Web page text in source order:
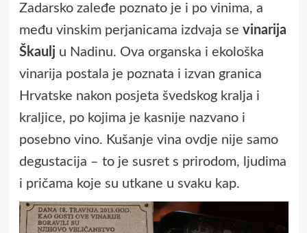
Zadarsko zaleđe poznato je i po vinima, a
među vinskim perjanicama izdvaja se vinarija
Škaulj u Nadinu. Ova organska i ekološka
vinarija postala je poznata i izvan granica
Hrvatske nakon posjeta švedskog kralja i
kraljice, po kojima je kasnije nazvano i
posebno vino. Kušanje vina ovdje nije samo
degustacija – to je susret s prirodom, ljudima
i pričama koje su utkane u svaku kap.